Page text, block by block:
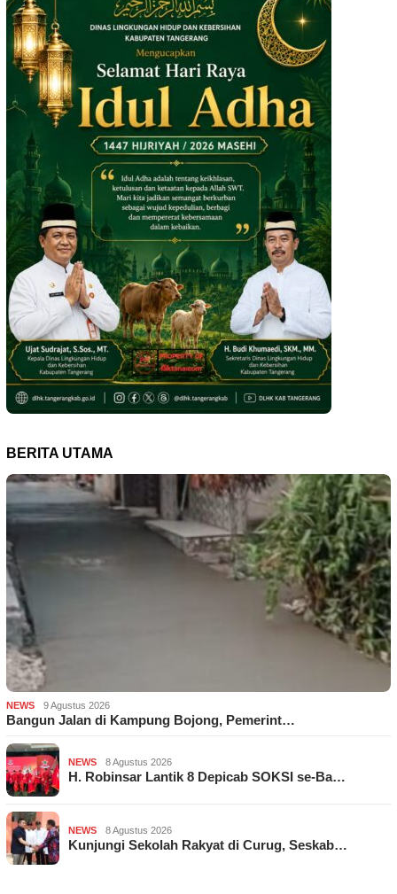
BERITA UTAMA
NEWS 9 Agustus 2026
Bangun Jalan di Kampung Bojong, Pemerint…
NEWS 8 Agustus 2026
H. Robinsar Lantik 8 Depicab SOKSI se-Ba…
NEWS 8 Agustus 2026
Kunjungi Sekolah Rakyat di Curug, Seskab…